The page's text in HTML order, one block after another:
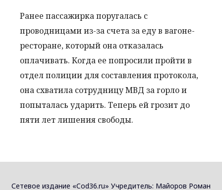
Ранее пассажирка поругалась с
проводницами из-за счета за еду в вагоне-
ресторане, который она отказалась
оплачивать. Когда ее попросили пройти в
отдел полиции для составления протокола,
она схватила сотрудницу МВД за горло и
попыталась ударить. Теперь ей грозит до
пяти лет лишения свободы.
Сетевое издание «Cod36.ru» Учредитель: Майоров Роман